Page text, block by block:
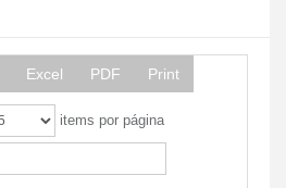
Excel PDF Print
items por página